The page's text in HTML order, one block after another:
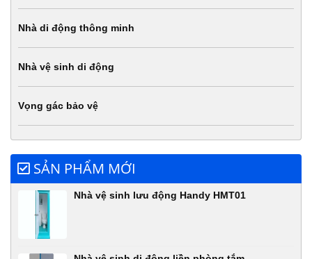
Nhà di động thông minh
Nhà vệ sinh di động
Vọng gác bảo vệ
SẢN PHẨM MỚI
Nhà vệ sinh lưu động Handy HMT01